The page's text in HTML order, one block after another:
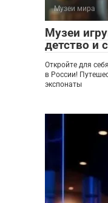
Музеи мира
Музеи
детство и
Откройте для
в России!
экспонаты